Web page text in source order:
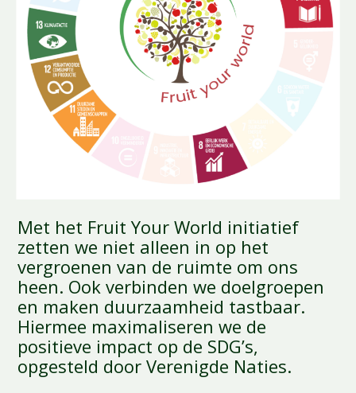
Met het Fruit Your World initiatief
zetten we niet alleen in op het
vergroenen van de ruimte om ons
heen. Ook verbinden we doelgroepen
en maken duurzaamheid tastbaar.
Hiermee maximaliseren we de
positieve impact op de SDG’s,
opgesteld door Verenigde Naties.